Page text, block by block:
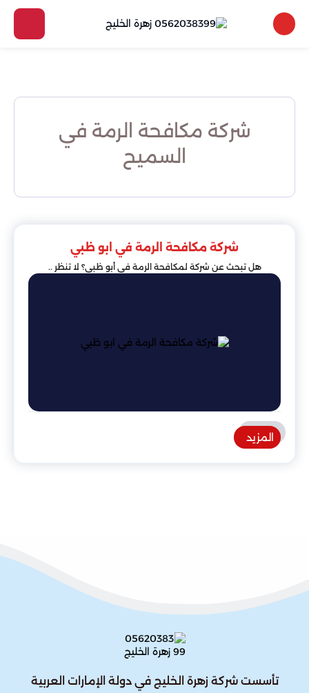
شركة مكافحة الرمة في
السميح
شركة مكافحة الرمة في ابو ظبي
هل تبحث عن شركة لمكافحة الرمة في أبو ظبي؟ لا تنظر ..
المزيد
تأسست شركة زهرة الخليج في دولة الإمارات العربية